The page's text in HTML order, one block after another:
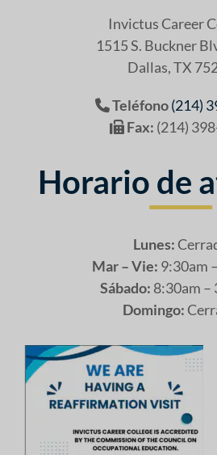
Invictus Career
1515 S. Buckner
Dallas, TX
Teléfono (214)
Fax: (214)
Horario de
Lunes:
Mar – Vie: 9:30am
Sábado: 8:30am –
Domingo: